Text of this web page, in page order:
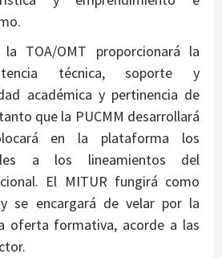
TOA/OMT proporcionará la
técnica, soporte y
académica y pertinencia de
que la PUCMM desarrollará
en la plataforma los
a los lineamientos del
El MITUR fungirá como
se encargará de velar por la
oferta formativa, acorde a las